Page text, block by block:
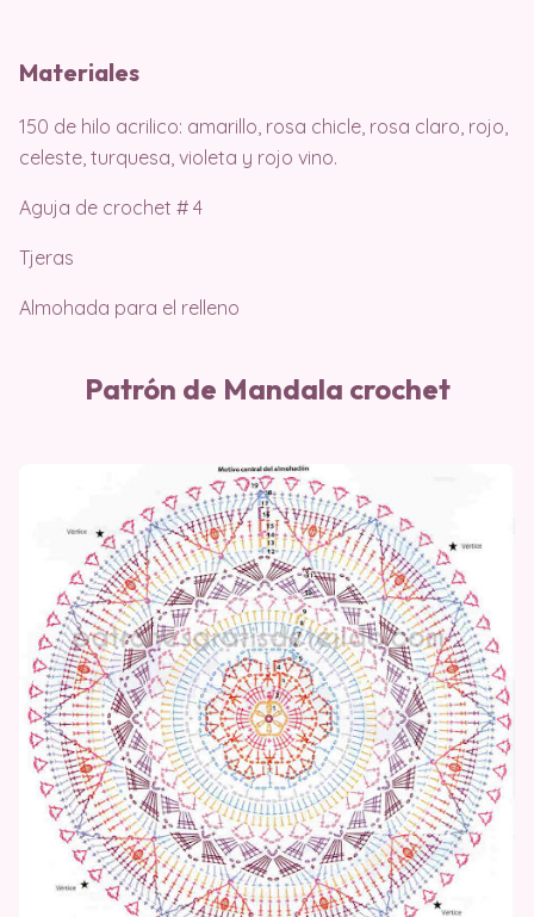
Materiales
150 de hilo acrilico: amarillo, rosa chicle, rosa claro, rojo,
celeste, turquesa, violeta y rojo vino.
Aguja de crochet # 4
Tjeras
Almohada para el relleno
Patrón de Mandala crochet